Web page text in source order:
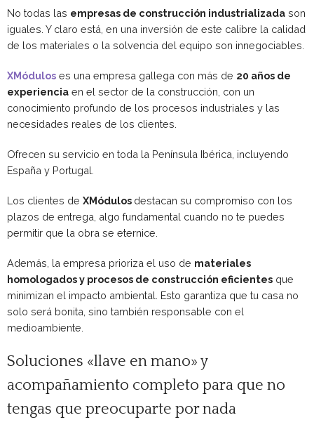
No todas las empresas de construcción industrializada son
iguales. Y claro está, en una inversión de este calibre la calidad
de los materiales o la solvencia del equipo son innegociables.
XMódulos es una empresa gallega con más de 20 años de
experiencia en el sector de la construcción, con un
conocimiento profundo de los procesos industriales y las
necesidades reales de los clientes.
Ofrecen su servicio en toda la Península Ibérica, incluyendo
España y Portugal.
Los clientes de XMódulos destacan su compromiso con los
plazos de entrega, algo fundamental cuando no te puedes
permitir que la obra se eternice.
Además, la empresa prioriza el uso de materiales
homologados y procesos de construcción eficientes que
minimizan el impacto ambiental. Esto garantiza que tu casa no
solo será bonita, sino también responsable con el
medioambiente.
Soluciones «llave en mano» y
acompañamiento completo para que no
tengas que preocuparte por nada